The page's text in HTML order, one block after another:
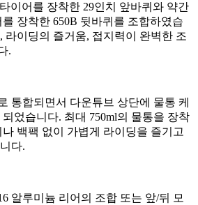
이어를 장착한 29인치 앞바퀴와 약간
장착한 650B 뒷바퀴를 조합하였습
라이딩의 즐거움, 접지력이 완벽한 조
.
통합되면서 다운튜브 상단에 물통 케
었습니다. 최대 750ml의 물통을 장착
백팩 없이 가볍게 라이딩을 즐기고
다.
알루미늄 리어의 조합 또는 앞/뒤 모